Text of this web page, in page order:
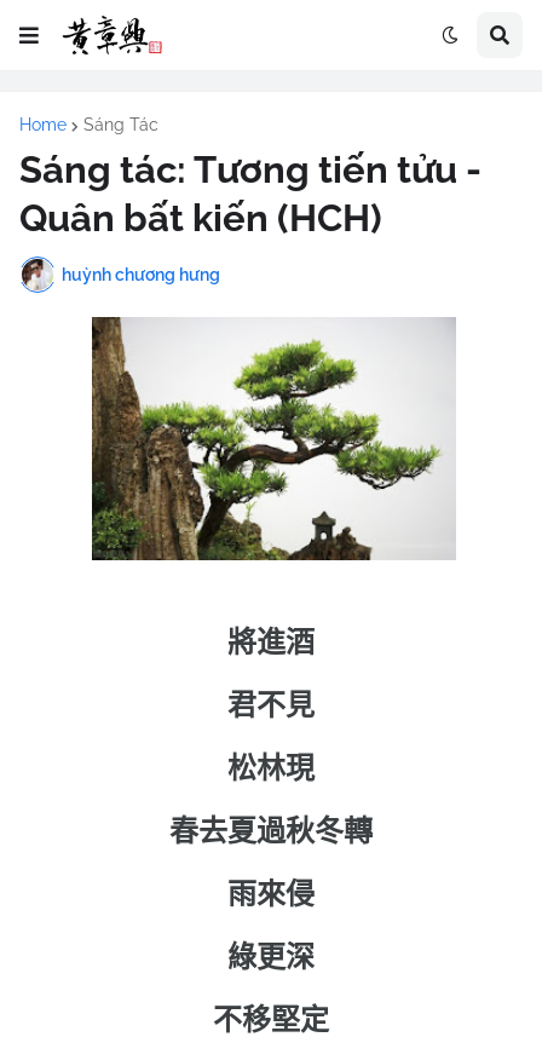
Home Sáng Tác
Sáng tác: Tương tiến tửu -
Quân bất kiến (HCH)
huỳnh chương hưng
將進酒
君不見
松林現
春去夏過秋冬轉
雨來侵
綠更深
不移堅定